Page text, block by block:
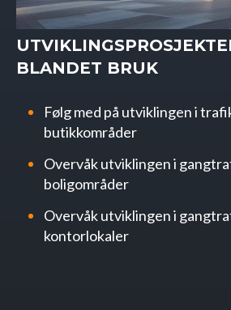
BLANDET BRUK
Følg med på utviklingen i
butikkområder
Overvåk utviklingen i
boligområder
Overvåk utviklingen i
kontorlokaler